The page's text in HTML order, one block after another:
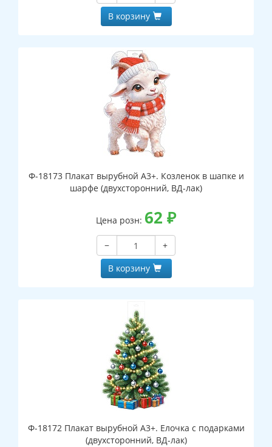
В корзину
Ф-18173 Плакат вырубной А3+. Козленок в шапке и
шарфе (двухсторонний, ВД-лак)
Цена розн: 62 ₽
−
+
В корзину
Ф-18172 Плакат вырубной А3+. Елочка с подарками
(двухсторонний, ВД-лак)